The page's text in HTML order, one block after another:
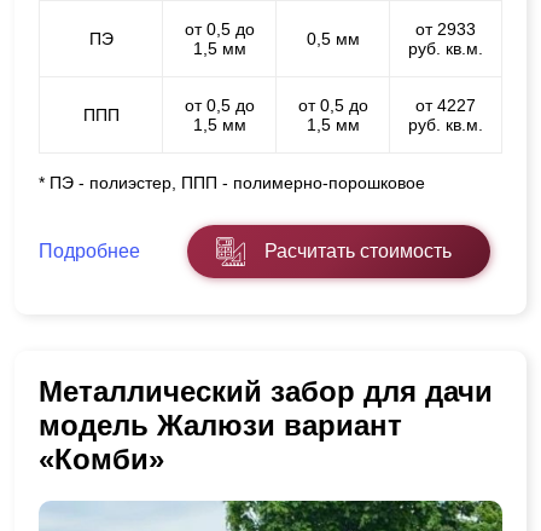
ПЭ
от 0,5 до
1,5 мм
0,5 мм
от 2933
руб. кв.м.
ППП
от 0,5 до
1,5 мм
от 0,5 до
1,5 мм
от 4227
руб. кв.м.
* ПЭ - полиэстер, ППП - полимерно-порошковое
Подробнее Расчитать стоимость
Металлический забор для дачи
модель Жалюзи вариант
«Комби»